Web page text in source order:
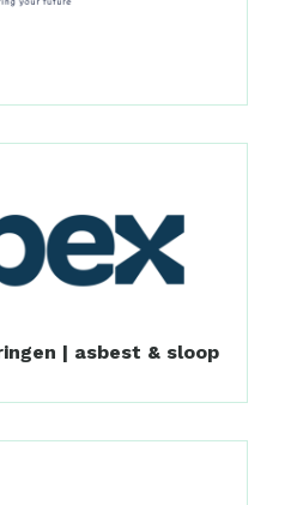
| asbest & sloop